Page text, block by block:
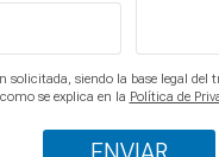
siendo la base legal
como se explica en la Política de